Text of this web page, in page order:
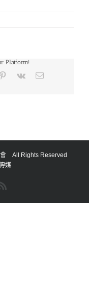
Platform!
Pinterest
Vk Email:
會 All Rights Reserved
媒